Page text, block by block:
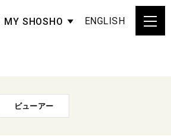
MY SHOSHO ENGLISH
ビューアー